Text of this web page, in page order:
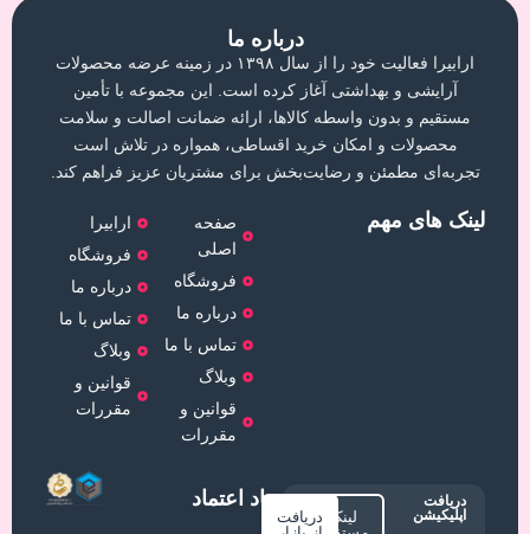
لینک های مهم
صفحه
اصلی
فروشگاه
درباره ما
تماس با ما
وبلاگ
قوانین و
مقررات
ارابیرا
فروشگاه
درباره ما
تماس با ما
وبلاگ
قوانین و
مقررات
درباره ما
ارابیرا فعالیت خود را از سال ۱۳۹۸ در زمینه عرضه محصولات
آرایشی و بهداشتی آغاز کرده است. این مجموعه با تأمین
مستقیم و بدون واسطه کالاها، ارائه ضمانت اصالت و سلامت
محصولات و امکان خرید اقساطی، همواره در تلاش است
تجربه‌ای مطمئن و رضایت‌بخش برای مشتریان عزیز فراهم کند.
دریافت
اپلیکیشن
لینک
دریافت
نماد اعتماد